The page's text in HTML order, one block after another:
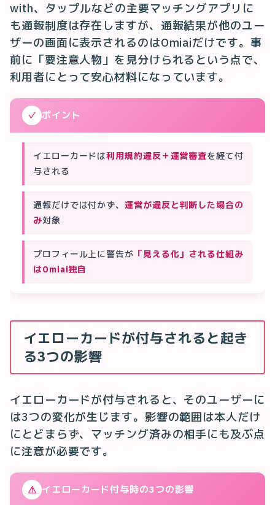
with、タップルなどの主要マッチングアプリに
も通報制度は存在しますが、通報結果が他のユー
ザーの画面に表示されるのはOmiaiだけです。事
前に「要注意人物」を見分けられるという点で、
利用者にとって安心材料になっています。
✓ ポイント
イエローカードは利用規約違反＋運営審査を経て付
与される
通報だけでは付かず、 運営が違反と判断した場合の
み対象
プロフィール上に警告が 「見える化」される仕組み
はOmiai独自
イエローカードが付与されると起き
る3つの影響
イエローカードが付与されると、そのユーザーに
は3つの変化が生じます。影響の範囲は本人だけ
にとどまらず、マッチング済みの相手にも及ぶ点
に注意が必要です。
⚠ イエローカード付与時の3つの影響